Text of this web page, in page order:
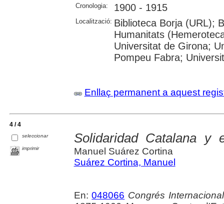
Cronologia: 1900 - 1915
Localització: Biblioteca Borja (URL);
Humanitats
Universitat de Girona;
Pompeu Fabra;
Enllaç permanent a aquest
4 / 4
seleccionar
imprimir
Solidaridad Catalana y
Manuel Suárez Cortina
Suárez Cortina, Manuel
En:048066 Congrés